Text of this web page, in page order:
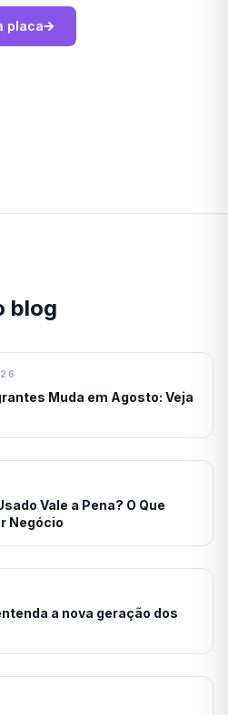
placa
blog
Muda em Agosto: Veja
Vale a Pena? O Que
Negócio
a nova geração dos